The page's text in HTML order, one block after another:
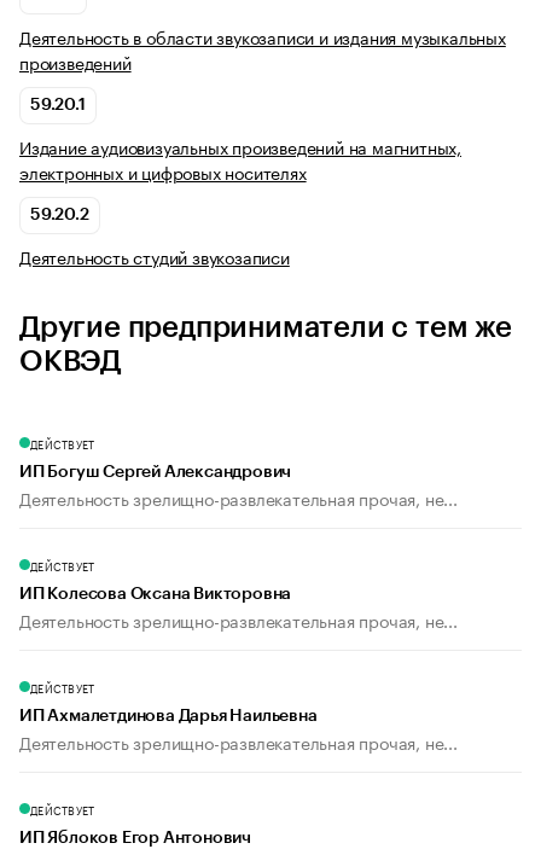
Деятельность в области звукозаписи и издания музыкальных
произведений
59.20.1
Издание аудиовизуальных произведений на магнитных,
электронных и цифровых носителях
59.20.2
Деятельность студий звукозаписи
Другие предприниматели с тем же
ОКВЭД
ДЕЙСТВУЕТ
ИП Богуш Сергей Александрович
Деятельность зрелищно-развлекательная прочая, не...
ДЕЙСТВУЕТ
ИП Колесова Оксана Викторовна
Деятельность зрелищно-развлекательная прочая, не...
ДЕЙСТВУЕТ
ИП Ахмалетдинова Дарья Наильевна
Деятельность зрелищно-развлекательная прочая, не...
ДЕЙСТВУЕТ
ИП Яблоков Егор Антонович